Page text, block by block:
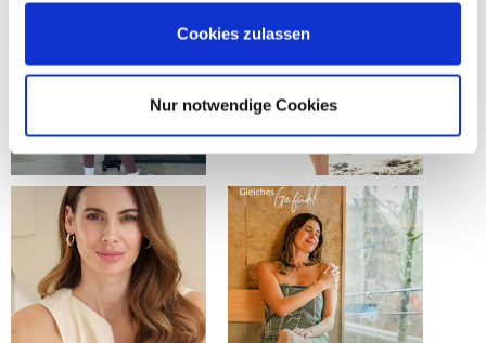
Cookies zulassen
Nur notwendige Cookies